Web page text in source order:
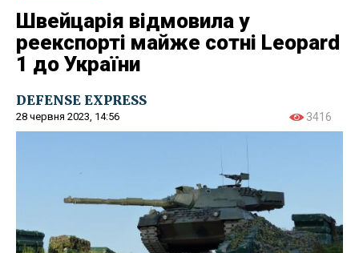
Швейцарія відмовила у
реекспорті майже сотні Leopard
1 до України
DEFENSE EXPRESS
28 червня 2023, 14:56 3416